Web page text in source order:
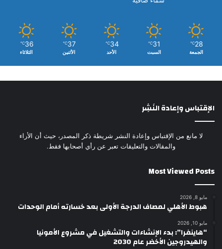
28
℃
الجمعة
31
℃
السبت
34
℃
الأحد
37
℃
الأثنين
36
℃
الثلاثاء
الإقتباس وإعادة النَشِر
لا مانع من الإقتباس وإعادة النشر شريطة ذكر المصدر، حيث أن الأراء
والمقالات والتعليقات تعبر عن رأي أصحابها فقط.
Most Viewed Posts
مايو 8, 2026
هبوط الأهلي لمصاف الدرجة الأولى بعد خسارته أمام الوحدات
مايو 10, 2026
“هاينفرا”: بدء الإنشاءات والتشغيل في مشروع الأمونيا
والهيدروجين الأخضر عام 2030